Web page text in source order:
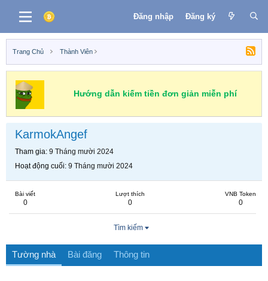
Đăng nhập Đăng ký
Trang Chủ Thành Viên
Hướng dẫn kiếm tiền đơn giản miễn phí
KarmokAngef
Tham gia 9 Tháng mười 2024
Hoạt động cuối 9 Tháng mười 2024
Bài viết
0
Lượt thích
0
VNB Token
0
Tìm kiếm
Tường nhà Bài đăng Thông tin